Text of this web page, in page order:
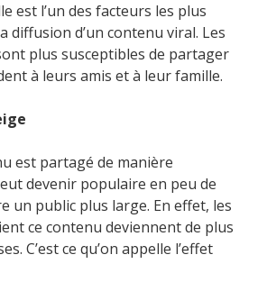
est l’un des facteurs les plus
diffusion d’un contenu viral. Les
plus susceptibles de partager
à leurs amis et à leur famille.
est partagé de manière
devenir populaire en peu de
un public plus large. En effet, les
ce contenu deviennent de plus
C’est ce qu’on appelle l’effet